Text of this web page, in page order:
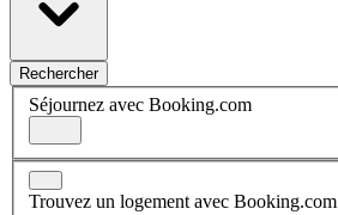
Rechercher
Séjournez avec Booking.com
Trouvez un logement avec Booking.com